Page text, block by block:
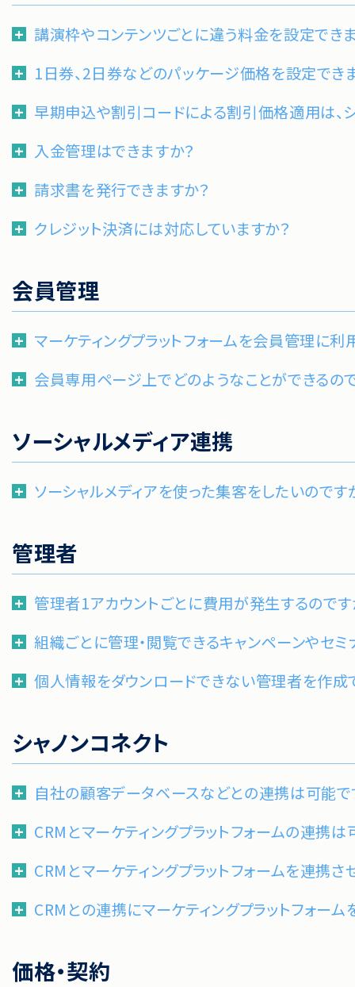
講演枠やコンテンツごとに違う料金を設定でき
1日券、2日券などのパッケージ価格を設定でき
早期申込や割引コードによる割引価格適用は、
入金管理はできますか？
請求書を発行できますか？
クレジット決済には対応していますか？
会員管理
マーケティングプラットフォームを会員管理に利
会員専用ページ上でどのようなことができるの
ソーシャルメディア連携
ソーシャルメディアを使った集客をしたいのです
管理者
管理者1アカウントごとに費用が発生するのです
組織ごとに管理・閲覧できるキャンペーンやセ
個人情報をダウンロードできない管理者を作成
シャノンコネクト
自社の顧客データベースなどとの連携は可能で
CRMとマーケティングプラットフォームの連携は
CRMとマーケティングプラットフォームを連携さ
CRMとの連携にマーケティングプラットフォー
価格・契約